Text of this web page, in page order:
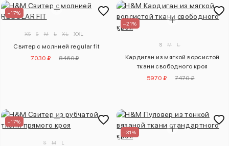
–17%
XS S M L XL XXL
Свитер с молнией regular fit
7030 ₽
8460 ₽
–21%
S M L
Кардиган из мягкой ворсистой
ткани свободного кроя
5970 ₽
7470 ₽
–17%
S M L
–31%